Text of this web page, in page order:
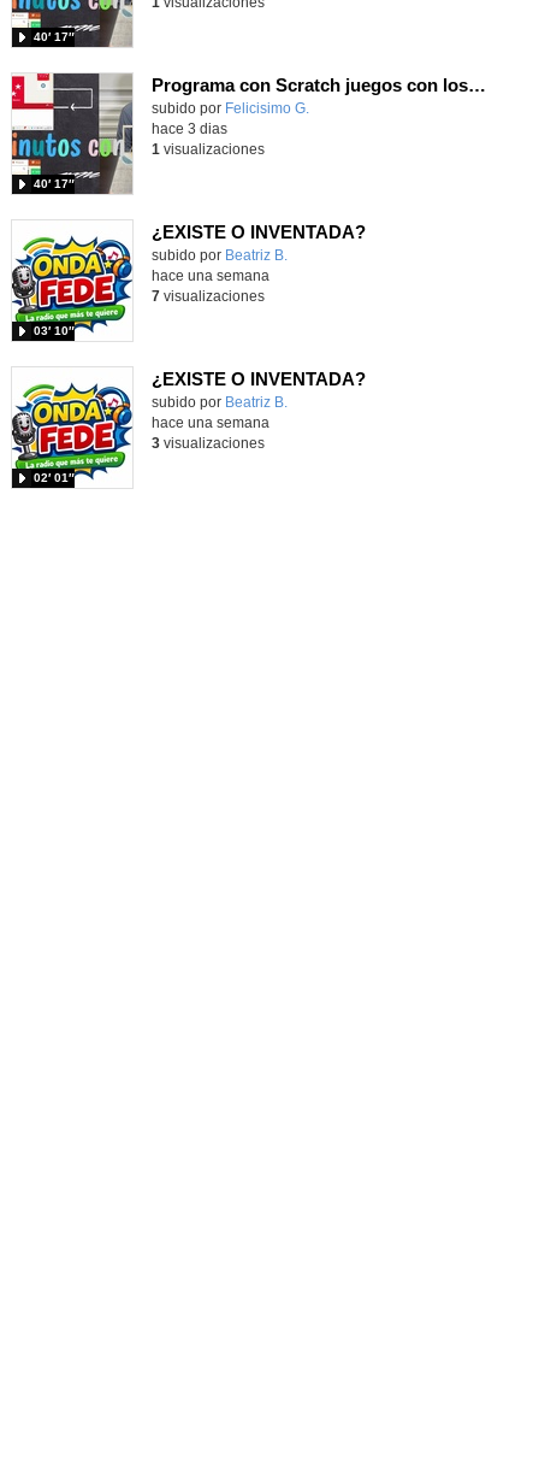
40′ 17″
Programa con Scratch juegos con los partidos del mundial 2026 ganados por España
Contenido educativo.
subido por Felicisimo G.
40′ 17″
hace 3 dias
1 visualizaciones
¿EXISTE O INVENTADA?
Contenido educativo.
subido por Beatriz B.
03′ 10″
hace una semana
7visualizaciones
¿EXISTE O INVENTADA?
Contenido educativo.
subido por Beatriz B.
02′ 01″
hace una semana
3visualizaciones